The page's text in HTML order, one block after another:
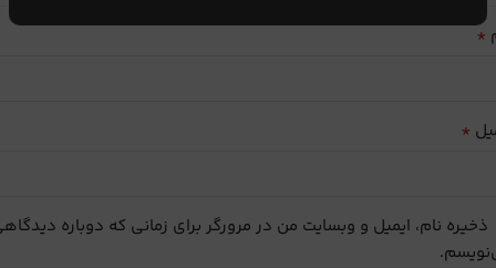
*
*
ذخیره نام، ایمیل و وبسایت من در مرورگر برای زمانی که دوباره